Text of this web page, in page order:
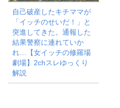
自己破産したキチママが
「イッチのせいだ！」と
突進してきた。通報した
結果警察に連れていか
れ…【女イッチの修羅場
劇場】2chスレゆっくり
解説